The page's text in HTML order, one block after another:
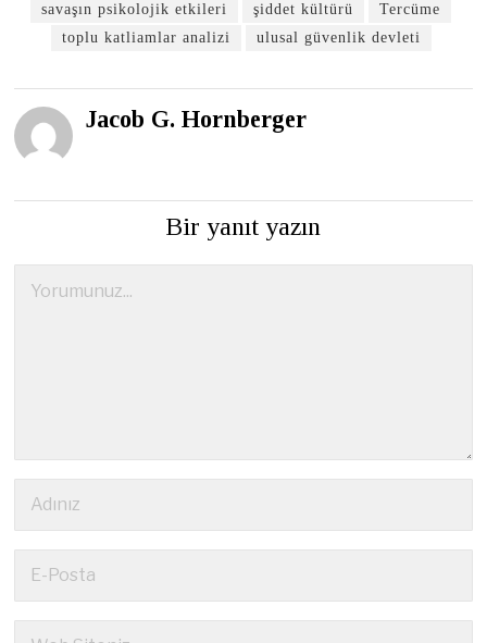
savaşın psikolojik etkileri
şiddet kültürü
Tercüme
toplu katliamlar analizi
ulusal güvenlik devleti
Jacob G. Hornberger
Bir yanıt yazın